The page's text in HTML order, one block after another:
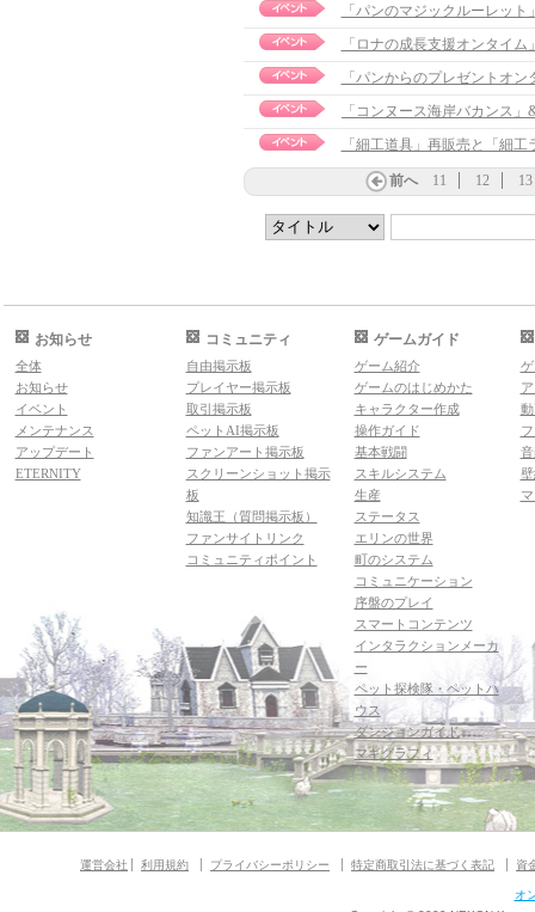
「パンのマジックルーレッ
「ロナの成長支援オンタイ
「パンからのプレゼントオ
「細工道具」再販売と「細
前へ 11 12 13
お知らせ
全体
お知らせ
イベント
メンテナンス
アップデート
ETERNITY
コミュニティ
自由掲示板
プレイヤー掲示板
取引掲示板
ペットAI掲示板
ファンアート掲示板
スクリーンショット掲示
板
知識王（質問掲示板）
ファンサイトリンク
コミュニティポイント
ゲームガイド
ゲーム紹介
ゲームのはじめかた
キャラクター作成
操作ガイド
基本戦闘
スキルシステム
生産
ステータス
エリンの世界
町のシステム
コミュニケーション
序盤のプレイ
スマートコンテンツ
インタラクションメーカ
ー
ペット探検隊・ペットハ
ウス
ダンジョンガイド
マギグラフィ
運営会社 利用規約 プライバシーポリシー 特定商取引法に基づく表記 資
オ